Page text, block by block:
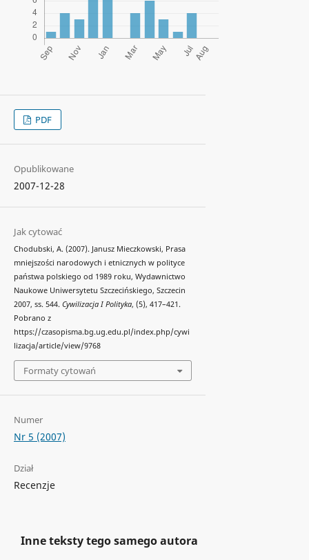
PDF
Opublikowane
2007-12-28
Jak cytować
Chodubski, A. (2007). Janusz Mieczkowski, Prasa
mniejszości narodowych i etnicznych w polityce
państwa polskiego od 1989 roku, Wydawnictwo
Naukowe Uniwersytetu Szczecińskiego, Szczecin
2007, ss. 544. Cywilizacja I Polityka, (5), 417–421.
Pobrano z
https://czasopisma.bg.ug.edu.pl/index.php/cywi
lizacja/article/view/9768
Formaty cytowań
Numer
Nr 5 (2007)
Dział
Recenzje
Inne teksty tego samego autora